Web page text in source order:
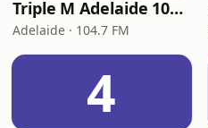
Triple M Adelaide 104.7
Adelaide · 104.7 FM
4